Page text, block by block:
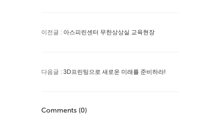
이전글 : 아스피린센터 무한상상실 교육현장
다음글 : 3D프린팅으로 새로운 미래를 준비하라!
Comments (0)